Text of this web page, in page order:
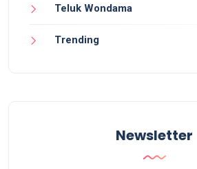
Teluk Wondama
Trending
Newsletter